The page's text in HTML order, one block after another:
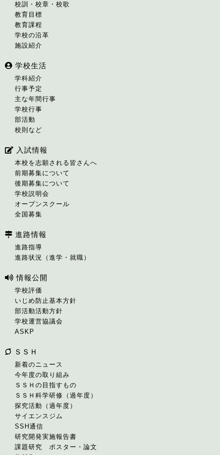
校訓・校章・校歌
教育目標
教育課程
学校の沿革
施設紹介
学校生活
学科紹介
行事予定
主な年間行事
学校行事
部活動
校則など
入試情報
本校を志願される皆さんへ
前期募集について
後期募集について
学校説明会
オープンスクール
全国募集
進路情報
進路指導
進路状況（進学・就職）
情報公開
学校評価
いじめ防止基本方針
部活動活動方針
学校運営協議会
ASKP
ＳＳＨ
新着のニュース
今年度の取り組み
ＳＳＨの目指すもの
ＳＳＨ科学研修（過年度）
探究活動（過年度）
サイエンスジム
SSH通信
研究開発実施報告書
課題研究 ポスター・論文